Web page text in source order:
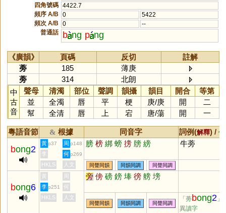
四角號碼 4422.7
頻序 A/B
0
5422
頻次 A/B
0
--
普通話
b ng p ng
《廣韻》 頁碼 反切
註解
蒡
185
薄庚
蒡
314
北朗
中
古
音
聲母 清濁 部位 聲調 韻攝 韻目 開合
等第
並
全濁 唇 平 梗 庚/庚 開
二
幫
全清 唇 上 宕 唐/蕩 開 一
粵語音節 & 根據 同音字 詞例(解釋) /
bong2
黃 p37 周 p148 膀 榜 綁 螃 搒 牓 縍 牛蒡
李 何 p269
HKLS 人文 同聲同韻 同韻同調 同聲同調
bong6
黃 周 旁 傍 磅 鎊 埲 徬 艕 塝
李 p251
何
HKLS
人文
同聲同韻 同韻同調 同聲同調
「蒡bong2 」
異讀字